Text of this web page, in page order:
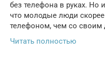
без телефона в руках. Но
что молодые люди скорее
телефоном, чем со
Читать полностью